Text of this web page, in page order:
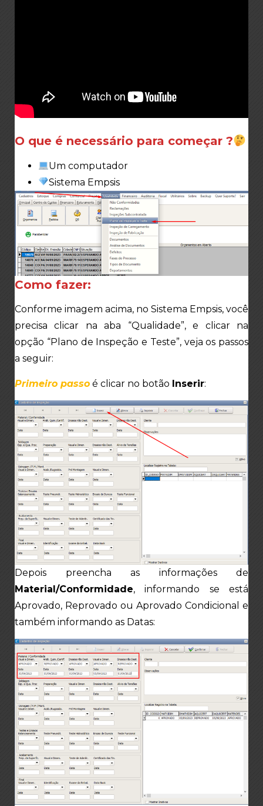
O que é necessário para começar ?
Um computador
Sistema Empsis
Como fazer:
Conforme imagem acima, no Sistema Empsis, você
precisa clicar na aba “Qualidade”, e clicar na
opção “Plano de Inspeção e Teste”, veja os passos
a seguir:
Primeiro passo é clicar no botão Inserir:
Depois preencha as informações de
Material/Conformidade, informando se está
Aprovado, Reprovado ou Aprovado Condicional e
também informando as Datas: